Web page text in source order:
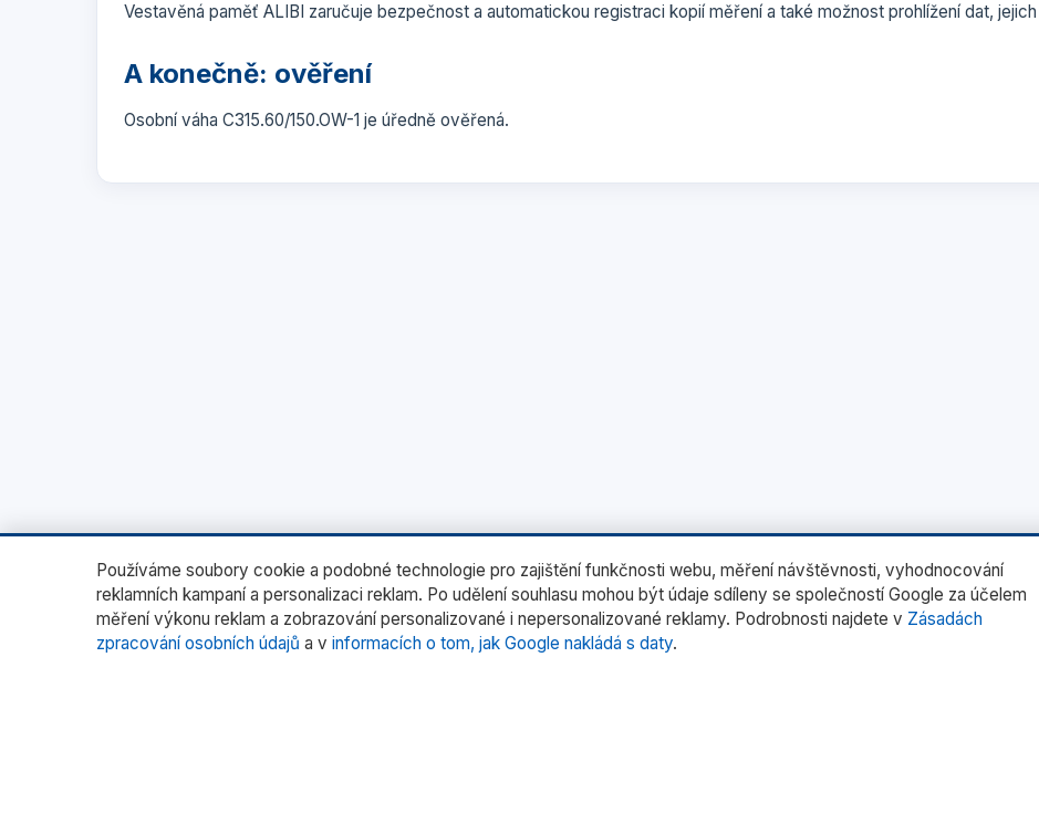
Vestavěná paměť ALIBI zaručuje bezpečnost a automatickou registraci kopií měření a také možnost prohlížení dat,
A konečně: ověření
Osobní váha C315.60/150.OW-1 je úředně ověřená.
Používáme soubory cookie a podobné technologie pro zajištění funkčnosti webu, měření návštěvnosti, vyhodnocování
reklamních kampaní a personalizaci reklam. Po udělení souhlasu mohou být údaje sdíleny se společností Google za účelem
měření výkonu reklam a zobrazování personalizované i nepersonalizované reklamy. Podrobnosti najdete v Zásadách
zpracování osobních údajů a v informacích o tom, jak Google nakládá s daty.